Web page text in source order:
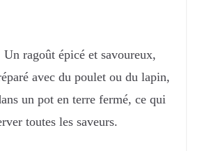
Un ragoût épicé et savoureux,
avec du poulet ou du lapin,
un pot en terre fermé, ce qui
toutes les saveurs.